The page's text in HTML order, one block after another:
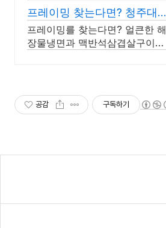
프레이밍 찾는다면? 청주대표
냉면! 천하장사냉면!
프레이밍를 찾는다면? 얼큰한 해
장물냉면과 맥반석삼겹살구이가
공감 구독하기